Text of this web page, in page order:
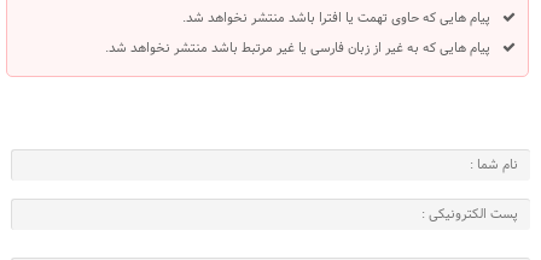
پیام هایی که حاوی تهمت یا افترا باشد منتشر نخواهد شد.
پیام هایی که به غیر از زبان فارسی یا غیر مرتبط باشد منتشر نخواهد شد.